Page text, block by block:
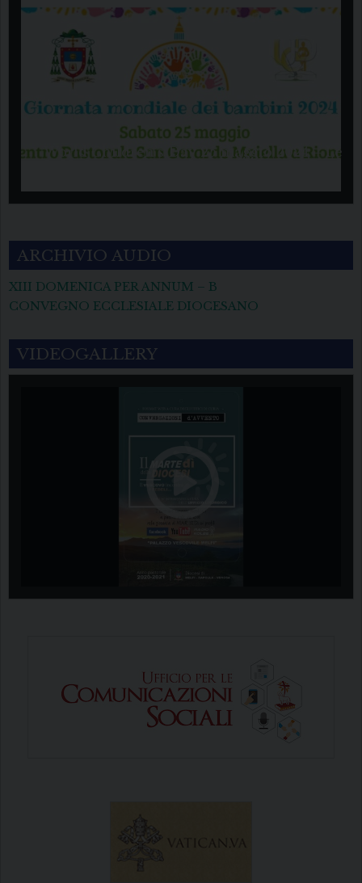
World Children’s Day 25 maggio 2024 – Le
ARCHIVIO AUDIO
XIII DOMENICA PER ANNUM – B
CONVEGNO ECCLESIALE DIOCESANO
VIDEOGALLERY